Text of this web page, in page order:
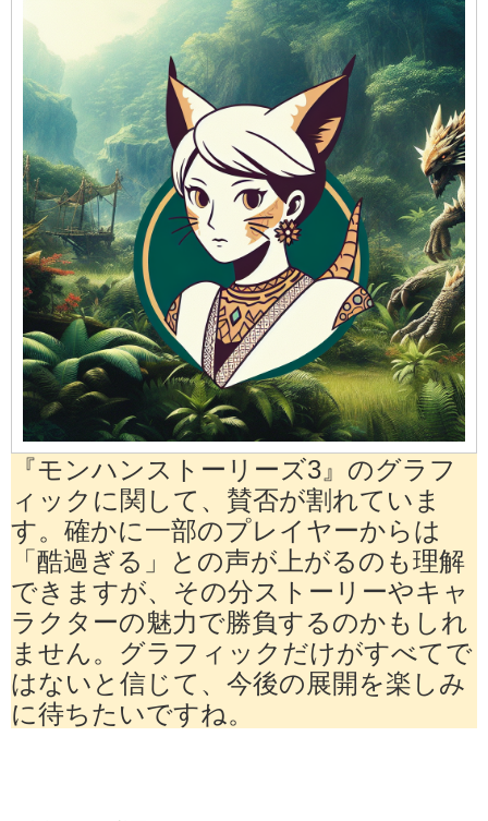
『モンハンストーリーズ3』のグラフ
ィックに関して、賛否が割れていま
す。確かに一部のプレイヤーからは
「酷過ぎる」との声が上がるのも理解
できますが、その分ストーリーやキャ
ラクターの魅力で勝負するのかもしれ
ません。グラフィックだけがすべてで
はないと信じて、今後の展開を楽しみ
に待ちたいですね。